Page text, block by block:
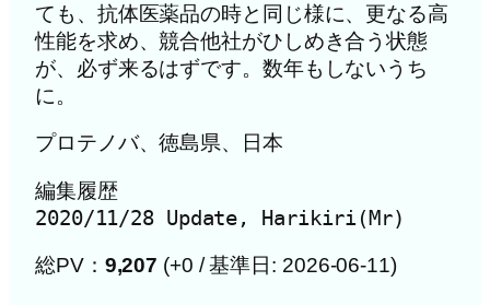
ても、抗体医薬品の時と同じ様に、更なる高
性能を求め、競合他社がひしめき合う状態
が、必ず来るはずです。数年もしないうち
に。
プロテノバ、徳島県、日本
編集履歴
2020/11/28 Update, Harikiri(Mr)
総PV： 9,207 (+0 / 基準日: 2026-06-11)